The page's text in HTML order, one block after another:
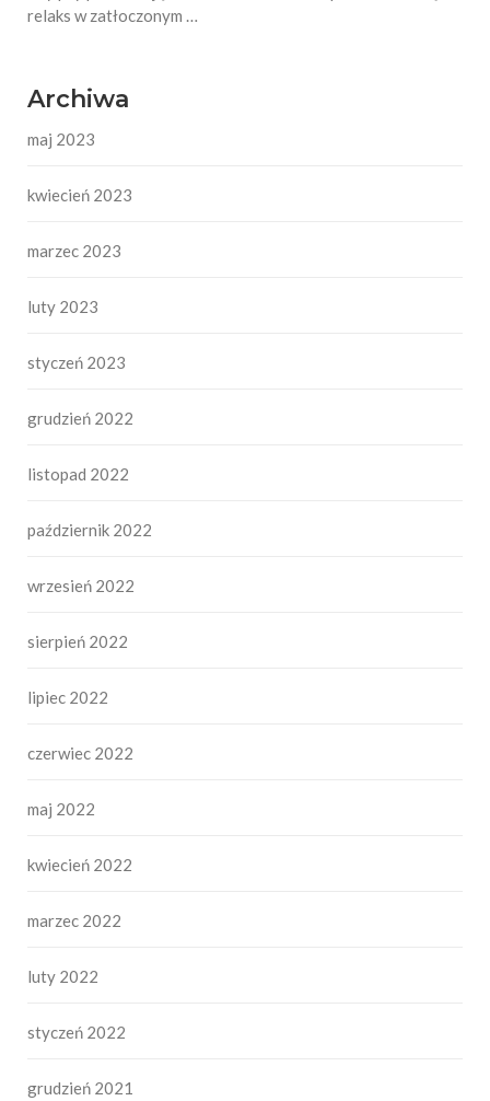
relaks w zatłoczonym …
Archiwa
maj 2023
kwiecień 2023
marzec 2023
luty 2023
styczeń 2023
grudzień 2022
listopad 2022
październik 2022
wrzesień 2022
sierpień 2022
lipiec 2022
czerwiec 2022
maj 2022
kwiecień 2022
marzec 2022
luty 2022
styczeń 2022
grudzień 2021